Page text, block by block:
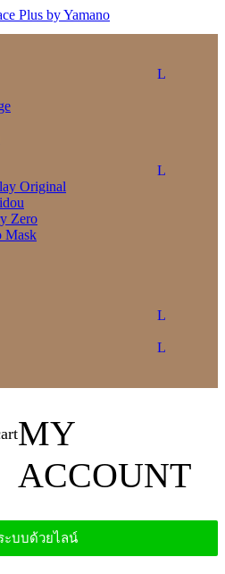
Original
Zero
Mask
MY
ACCOUNT
ะบบด้วยไลน์